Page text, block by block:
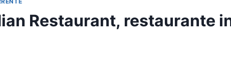
Restaurant, restaurante